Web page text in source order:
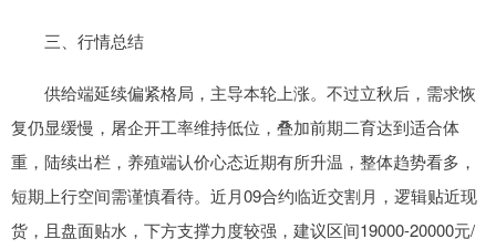
三、行情总结
供给端延续偏紧格局，主导本轮上涨。不过立秋后，需求恢
复仍显缓慢，屠企开工率维持低位，叠加前期二育达到适合体
重，陆续出栏，养殖端认价心态近期有所升温，整体趋势看多，
短期上行空间需谨慎看待。近月09合约临近交割月，逻辑贴近现
货，且盘面贴水，下方支撑力度较强，建议区间19000-20000元/